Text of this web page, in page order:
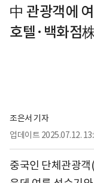
中 관광객에
호텔·백화점
조은서 기자
업데이트 2025.07.12.
중국인 단체관광